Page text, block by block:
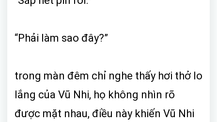
“Phải làm sao đây?”
trong màn đêm chỉ nghe thấy hơi thở lo
lắng của Vũ Nhi, họ không nhìn rõ
được mặt nhau, điều này khiến Vũ Nhi